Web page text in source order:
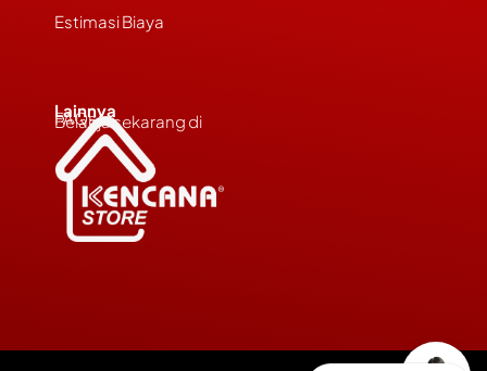
Estimasi Biaya
Lainnya
FAQs
Belanja sekarang di